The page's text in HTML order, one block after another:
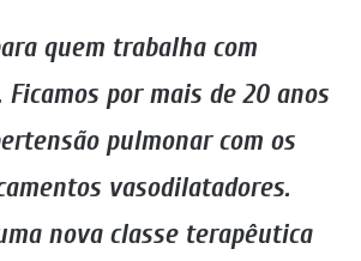
quem trabalha com
Ficamos por mais de 20 anos
pulmonar com os
vasodilatadores.
nova classe terapêutica